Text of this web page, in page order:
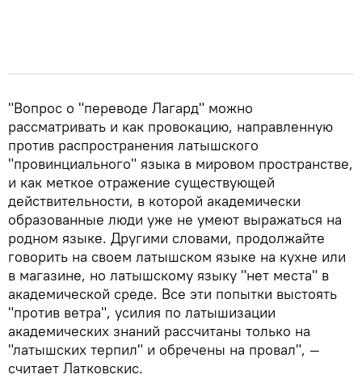
"Вопрос о "переводе Лагард" можно
рассматривать и как провокацию, направленную
против распространения латышского
"провинциального" языка в мировом пространстве,
и как меткое отражение существующей
действительности, в которой академически
образованные люди уже не умеют выражаться на
родном языке. Другими словами, продолжайте
говорить на своем латышском языке на кухне или
в магазине, но латышскому языку "нет места" в
академической среде. Все эти попытки выстоять
"против ветра", усилия по латышизации
академических знаний рассчитаны только на
"латышских терпил" и обречены на провал", —
считает Латковскис.